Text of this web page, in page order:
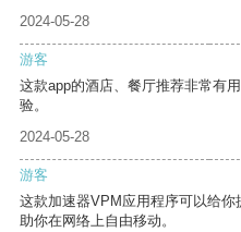
2024-05-28
游客
这款app的酒店、餐厅推荐非常有
验。
2024-05-28
游客
这款加速器VPM应用程序可以给
助你在网络上自由移动。